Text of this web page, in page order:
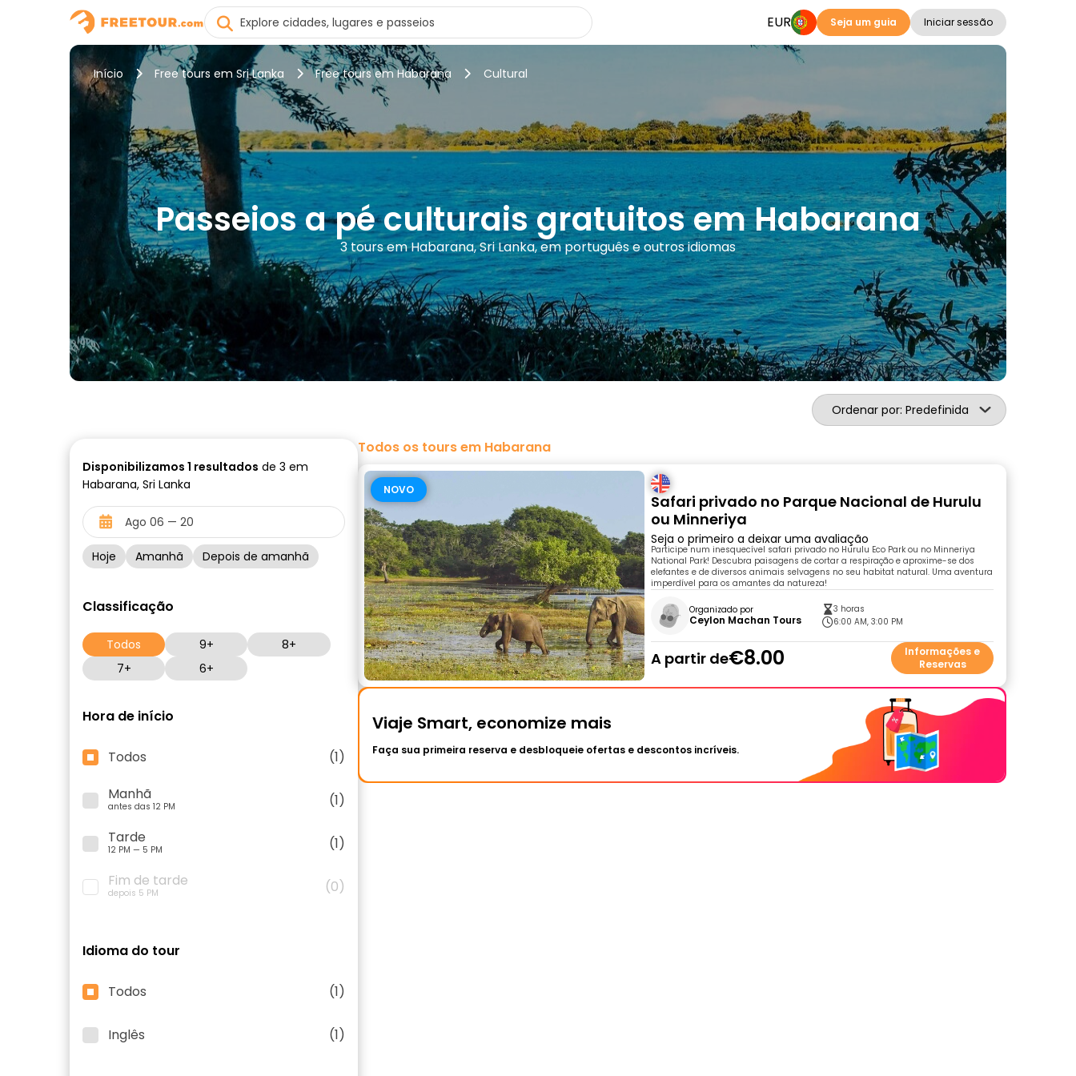
EUR Seja um guia Iniciar sessão
Início Free tours em Sri Lanka Free tours em Habarana Cultural
Passeios a pé culturais gratuitos em Habarana
3 tours em Habarana, Sri Lanka, em português e outros idiomas
Ordenar por: Predefinida
Disponibilizamos 1 resultados de 3 em
Habarana, Sri Lanka
Hoje Amanhã Depois de amanhã
Classificação
Todos 9+
8+
7+
6+
Hora de início
Todos
(1)
Manhã
antes das 12 PM
(1)
Tarde
12 PM — 5 PM
(1)
Fim de tarde
depois 5 PM (0)
Idioma do tour
Todos (1)
Inglês (1)
Todos os tours em Habarana
NOVO
Safari privado no Parque Nacional de Hurulu
ou Minneriya
Seja o primeiro a deixar uma avaliação
Participe num inesquecível safari privado no Hurulu Eco Park ou no Minneriya
National Park! Descubra paisagens de cortar a respiração e aproxime-se dos
elefantes e de diversos animais selvagens no seu habitat natural. Uma aventura
imperdível para os amantes da natureza!
Organizado por
Ceylon Machan Tours
3 horas
6:00 AM, 3:00 PM
A partir de€8.00
Informações e
Reservas
Viaje Smart, economize mais
Faça sua primeira reserva e desbloqueie ofertas e descontos incríveis.